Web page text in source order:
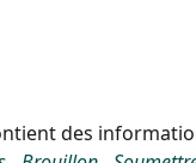
des